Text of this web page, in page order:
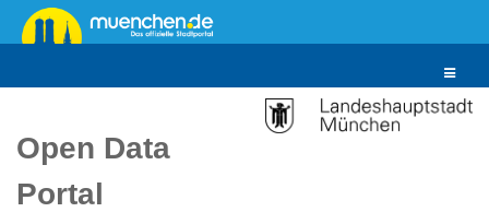
Überspringen
zum
Toggle
Open Data
Portal